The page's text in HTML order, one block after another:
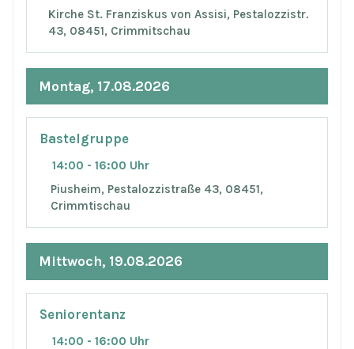
Kirche St. Franziskus von Assisi, Pestalozzistr.
43, 08451, Crimmitschau
Montag, 17.08.2026
Bastelgruppe
14:00 - 16:00 Uhr
Piusheim, Pestalozzistraße 43, 08451,
Crimmtischau
Mittwoch, 19.08.2026
Seniorentanz
14:00 - 16:00 Uhr